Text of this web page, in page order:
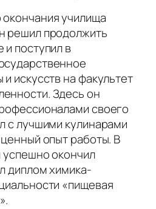
училища
решил продолжить
и поступил в
искусств на факультет
Здесь он
своего
с лучшими кулинарами
опыт работы. В
успешно окончил
диплом химика-
«пищевая